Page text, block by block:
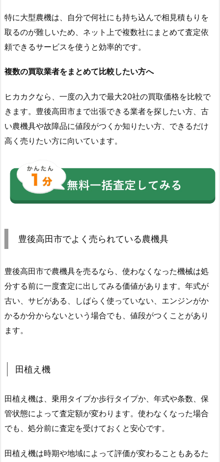
特に大型農機は、自分で何社にも持ち込んで相見積もりを
取るのが難しいため、ネット上で複数社にまとめて査定依
頼できるサービスを使うと効率的です。
複数の買取業者をまとめて比較したい方へ
ヒカカクなら、一度の入力で最大20社の買取価格を比較で
きます。豊後高田市まで出張できる業者を探したい方、古
い農機具や故障品に値段がつくか知りたい方、できるだけ
高く売りたい方に向いています。
豊後高田市でよく売られている農機具
豊後高田市で農機具を売るなら、使わなくなった機械は処
分する前に一度査定に出してみる価値があります。年式が
古い、サビがある、しばらく使っていない、エンジンがか
かるか分からないという場合でも、値段がつくことがあり
ます。
田植え機
田植え機は、乗用タイプか歩行タイプか、年式や条数、保
管状態によって査定額が変わります。使わなくなった場合
でも、処分前に査定を受けておくと安心です。
田植え機は時期や地域によって評価が変わることもあるた